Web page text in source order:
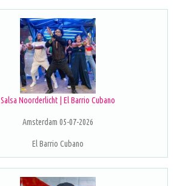
Salsa Noorderlicht | El Barrio Cubano
Amsterdam 05-07-2026
El Barrio Cubano